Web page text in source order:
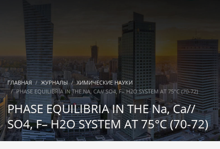
ГЛАВНАЯ ЖУРНАЛЫ
ХИМИЧЕСКИЕ НАУКИ
PHASE EQUILIBRIA IN THE NA, CA// SO4, F– H2O SYSTEM AT 75°C (70-72)
PHASE EQUILIBRIA IN THE Na, Ca//
SO4, F– H2O SYSTEM AT 75°C (70-72)